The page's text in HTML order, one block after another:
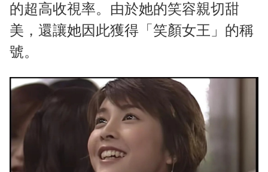
的超高收視率。由於她的笑容親切甜
美，還讓她因此獲得「笑顏女王」的稱
號。